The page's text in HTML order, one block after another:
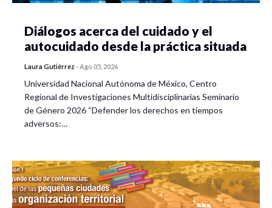
Diálogos acerca del cuidado y el
autocuidado desde la práctica situada
Laura Gutiérrez -Ago 05, 2026
Universidad Nacional Autónoma de México, Centro
Regional de Investigaciones Multidisciplinarias Seminario
de Género 2026 “Defender los derechos en tiempos
adversos:…